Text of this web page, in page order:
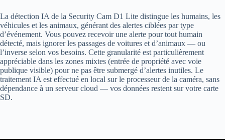
La détection IA de la Security Cam D1 Lite distingue les humains, les
véhicules et les animaux, générant des alertes ciblées par type
d’événement. Vous pouvez recevoir une alerte pour tout humain
détecté, mais ignorer les passages de voitures et d’animaux — ou
l’inverse selon vos besoins. Cette granularité est particulièrement
appréciable dans les zones mixtes (entrée de propriété avec voie
publique visible) pour ne pas être submergé d’alertes inutiles. Le
traitement IA est effectué en local sur le processeur de la caméra, sans
dépendance à un serveur cloud — vos données restent sur votre carte
SD.